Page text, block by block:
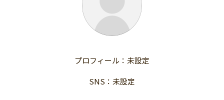
支援金額が多い
支援人数が多い
終了日が近い
国際協力
子ども・教育
カテゴリーからさがす
医療・福祉
子ども・教育
人権・マイノリティ
プロフィール：未設定
SNS：未設定